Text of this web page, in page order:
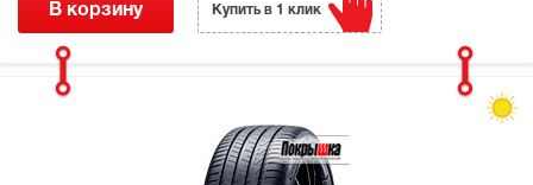
В корзину Купить в 1 клик